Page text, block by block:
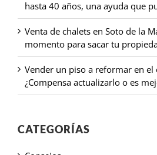
hasta 40 años, una ayuda que
Venta de chalets en Soto de la
momento para sacar tu
Vender un piso a reformar en el
¿Compensa actualizarlo o es
CATEGORÍAS